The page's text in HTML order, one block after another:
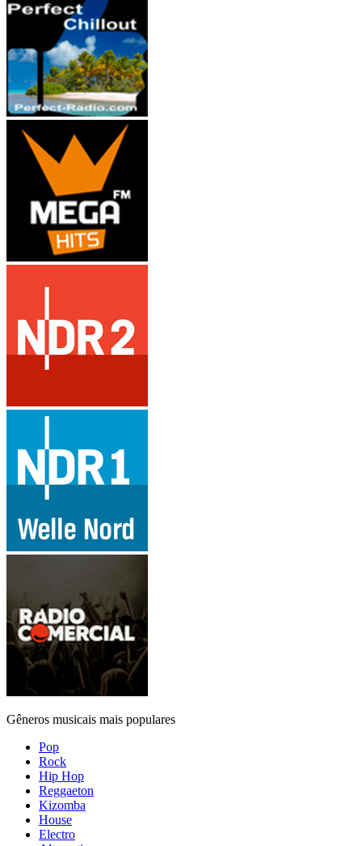
Gêneros musicais mais populares
Pop
Rock
Hip Hop
Reggaeton
Kizomba
House
Electro